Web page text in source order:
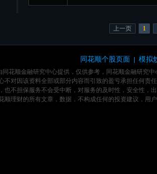
上一页 1
同花顺个股页面 模拟
同花顺金融研究中心提供，仅供参考，同花顺金融研究
不对因该资料全部或部分内容而引致的盈亏承担任何
也不担保服务不会受中断，对服务的及时性，安全性，
顺理财的所有文章，数据，不构成任何的投资建议，用